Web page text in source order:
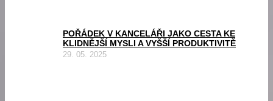
POŘÁDEK V KANCELÁŘI JAKO CESTA KE
KLIDNĚJŠÍ MYSLI A VYŠŠÍ PRODUKTIVITĚ
29. 05. 2025